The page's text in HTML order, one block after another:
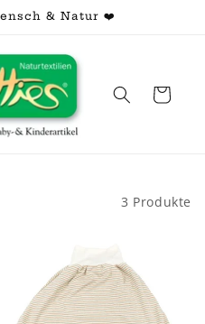
& Natur ❤️
Warenkorb
3 Produkte